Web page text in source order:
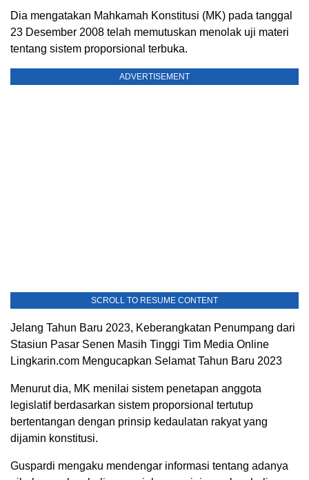
Dia mengatakan Mahkamah Konstitusi (MK) pada tanggal
23 Desember 2008 telah memutuskan menolak uji materi
tentang sistem proporsional terbuka.
ADVERTISEMENT
SCROLL TO RESUME CONTENT
Jelang Tahun Baru 2023, Keberangkatan Penumpang dari
Stasiun Pasar Senen Masih Tinggi Tim Media Online
Lingkarin.com Mengucapkan Selamat Tahun Baru 2023
Menurut dia, MK menilai sistem penetapan anggota
legislatif berdasarkan sistem proporsional tertutup
bertentangan dengan prinsip kedaulatan rakyat yang
dijamin konstitusi.
Guspardi mengaku mendengar informasi tentang adanya